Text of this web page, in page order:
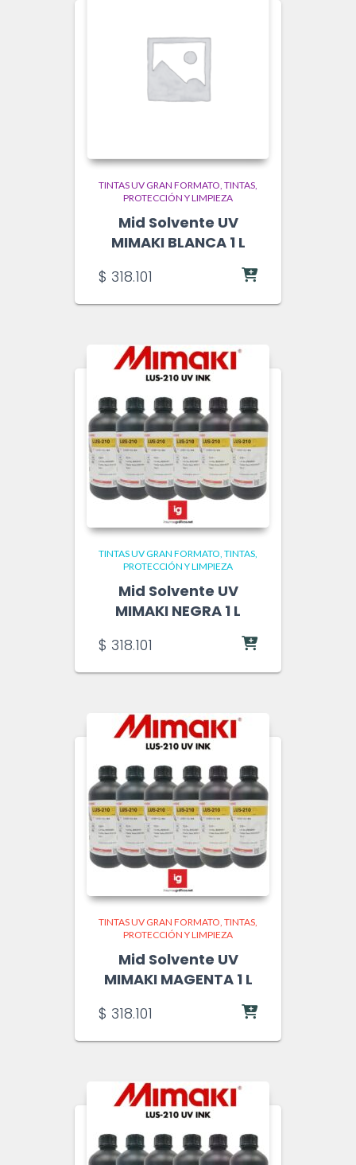
TINTAS UV GRAN FORMATO TINTAS,
PROTECCIÓN Y LIMPIEZA
Mid Solvente UV
MIMAKI BLANCA 1 L
$ 318.101
TINTAS UV GRAN FORMATO TINTAS,
PROTECCIÓN Y LIMPIEZA
Mid Solvente UV
MIMAKI NEGRA 1 L
$ 318.101
TINTAS UV GRAN FORMATO TINTAS,
PROTECCIÓN Y LIMPIEZA
Mid Solvente UV
MIMAKI MAGENTA 1 L
$ 318.101